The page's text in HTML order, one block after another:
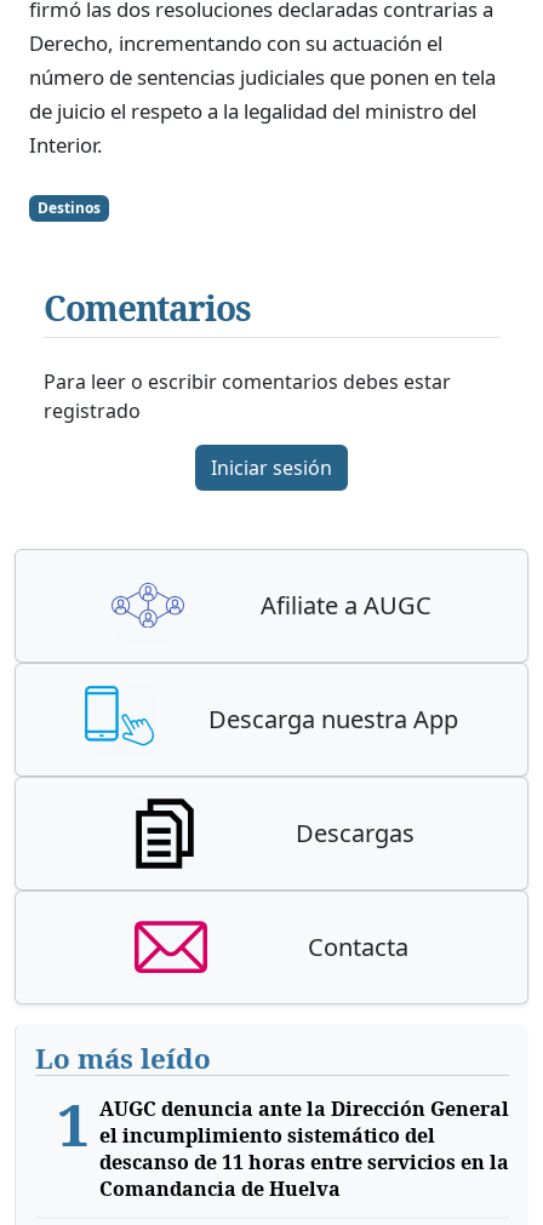
firmó las dos resoluciones declaradas contrarias a
Derecho, incrementando con su actuación el
número de sentencias judiciales que ponen en tela
de juicio el respeto a la legalidad del ministro del
Interior.
Destinos
Comentarios
Para leer o escribir comentarios debes estar
registrado
Iniciar sesión
Afiliate a AUGC
Descarga nuestra App
Descargas
Contacta
Lo más leído
1 AUGC denuncia ante la Dirección General
el incumplimiento sistemático del
descanso de 11 horas entre servicios en la
Comandancia de Huelva